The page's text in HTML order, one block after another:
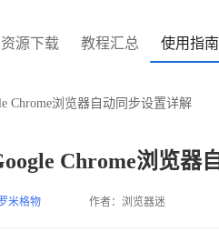
资源下载 教程汇总 使用指南
Chrome浏览器自动同步设置详解
Chrome浏览器
米格物 作者：浏览器迷